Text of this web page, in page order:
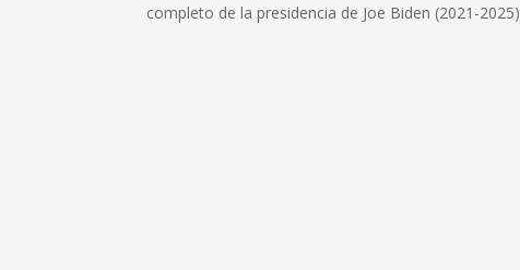
completo de la presidencia de Joe Biden (2021-2025)